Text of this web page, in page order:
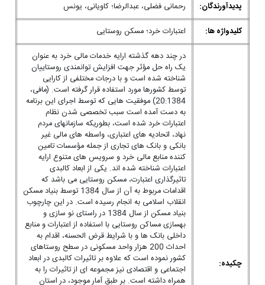
پدیدآورندگان:
رحمانی فضلی، عبدالرضا؛ کاویانی، یونس
کلیدواژه ها:
اعتبارات خرد؛ مسکن روستایی
چکیده:
در چند دهه گذشته ارایه خدمات مالی خرد به عنوان
یک راه حل مؤثر جهت افزایش توانمندی روستاییان
شناخته شده است و با درجات مختلفی از کارایی
توسط کشورها مورد استفاده قرار گرفته است. (مافی،
20:1384) موفقیت هایی که توسط اجرای این برنامه
به دست آمده است سبب تخصصی شدن نظام
اعتبارات خرد شده است، بطوریکه سازمانهای مردم
نهاد، اتحادیه های اعتباری، واسطه های مالی غیر
بانکی و بانک های تجاری از جمله مؤسسات تامین
کننده منابع مالی خرد و سرویس های متنوع ارایه
اعتبارات شناخته شده اند. یکی از ابعاد کالبدی
تاثیرگذاری اعتبارت، مسکن روستایی می باشد که
اقدامات مربوط به آن از سال 1384 توسط بنیاد مسکن
انقلاب اسلامی به انجام رسیده است. در این چارچوب
بنیاد مسکن از سال 1384 در راستای نو سازی و
بهسازی مساکن روستایی با استفاده از اعتبارات و منابع
داخلی بانک ها و با شرایط قرض الحسنه، اقدام به
احداث 200 هزار واحد مسکونی در سطح روستاهای
کشور نموده است که علاوه بر تاثیرات کالبدی در ابعاد
اجتماعی و اقتصادی نیز مجموعه ای از تاثیرات را به
همراه داشته است. بر طبق آمار موجود، در استان